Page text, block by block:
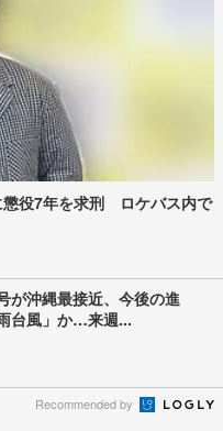
懲役7年を求刑 ロケバス内で
が沖縄最接近、今後の進
台風」か…来週...
Recommended by